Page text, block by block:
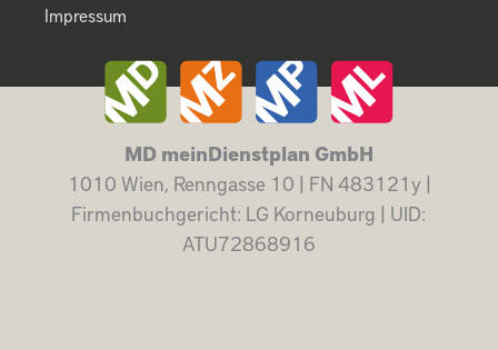
Impressum
MD meinDienstplan GmbH
1010 Wien, Renngasse 10 | FN 483121y |
Firmenbuchgericht: LG Korneuburg | UID:
ATU72868916